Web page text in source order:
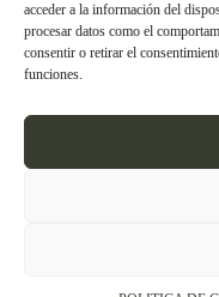
acceder a la información del
procesar datos como el
consentir o retirar el
funciones.